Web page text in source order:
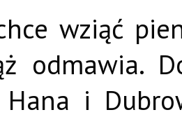
wziąć
odmawia.
Hana i